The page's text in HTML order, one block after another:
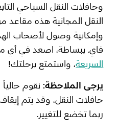
تسجيل الدخول
المفضلة
أبو ظبي
وحافلات النقل السياحي
النقل المجانية هذه مقاعد
وإمكانية وصول لأصحاب
فاي. ببساطة، اصعد في أي
السريعة، واستمتع برحلتك!
يرجى الملاحظة: نقوم
حافلات النقل، وقد يتم
ربما تخضع للتغيير.